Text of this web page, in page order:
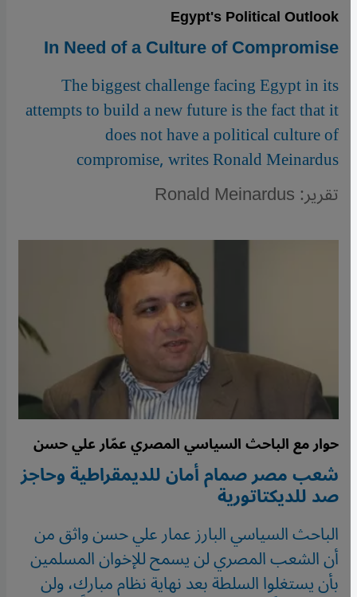
Egypt's Political Outlook
In Need of a Culture of Compromise
The biggest challenge facing Egypt in its
attempts to build a new future is the fact that it
does not have a political culture of
compromise, writes Ronald Meinardus
تقرير: Ronald Meinardus
حوار مع الباحث السياسي المصري عمّار علي حسن
شعب مصر صمام أمان للديمقراطية وحاجز
صد للديكتاتورية
الباحث السياسي البارز عمار علي حسن واثق من
أن الشعب المصري لن يسمح للإخوان المسلمين
بأن يستغلوا السلطة بعد نهاية نظام مبارك، ولن